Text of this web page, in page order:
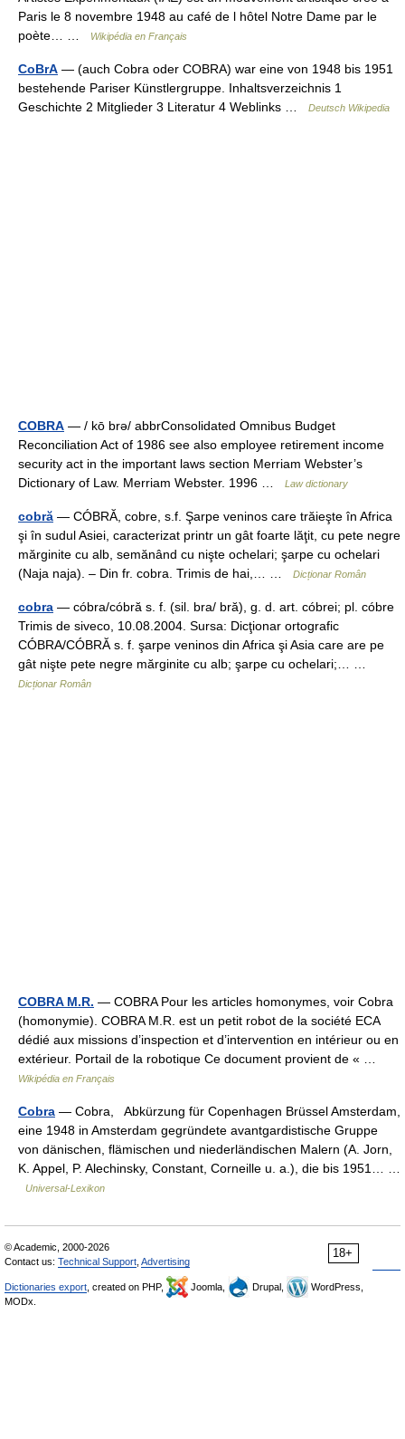
Paris le 8 novembre 1948 au café de l hôtel Notre Dame par le
poète… …
Wikipédia en Français
CoBrA — (auch Cobra oder COBRA) war eine von 1948 bis 1951
bestehende Pariser Künstlergruppe. Inhaltsverzeichnis 1
Geschichte 2 Mitglieder 3 Literatur 4 Weblinks …
Deutsch Wikipedia
COBRA — / kō brə/ abbrConsolidated Omnibus Budget
Reconciliation Act of 1986 see also employee retirement income
security act in the important laws section Merriam Webster’s
Dictionary of Law. Merriam Webster. 1996 …
Law dictionary
cobră — CÓBRĂ, cobre, s.f. Şarpe veninos care trăieşte în Africa
şi în sudul Asiei, caracterizat printr un gât foarte lăţit, cu pete negre
mărginite cu alb, semănând cu nişte ochelari; şarpe cu ochelari
(Naja naja). – Din fr. cobra. Trimis de hai,… …
Dicționar Român
cobra — cóbra/cóbră s. f. (sil. bra/ bră), g. d. art. cóbrei; pl. cóbre
Trimis de siveco, 10.08.2004. Sursa: Dicţionar ortografic
CÓBRA/CÓBRĂ s. f. şarpe veninos din Africa şi Asia care are pe
gât nişte pete negre mărginite cu alb; şarpe cu ochelari;… …
Dicționar Român
COBRA M.R. — COBRA Pour les articles homonymes, voir Cobra
(homonymie). COBRA M.R. est un petit robot de la société ECA
dédié aux missions d’inspection et d’intervention en intérieur ou en
extérieur. Portail de la robotique Ce document provient de « …
Wikipédia en Français
Cobra — Cobra, Abkürzung für Copenhagen Brüssel Amsterdam,
eine 1948 in Amsterdam gegründete avantgardistische Gruppe
von dänischen, flämischen und niederländischen Malern (A. Jorn,
K. Appel, P. Alechinsky, Constant, Corneille u. a.), die bis 1951… …
Universal-Lexikon
18+
© Academic, 2000-2026
Contact us: Technical Support Advertising
Dictionaries export , created on PHP, Joomla, Drupal,
WordPress,
MODx.